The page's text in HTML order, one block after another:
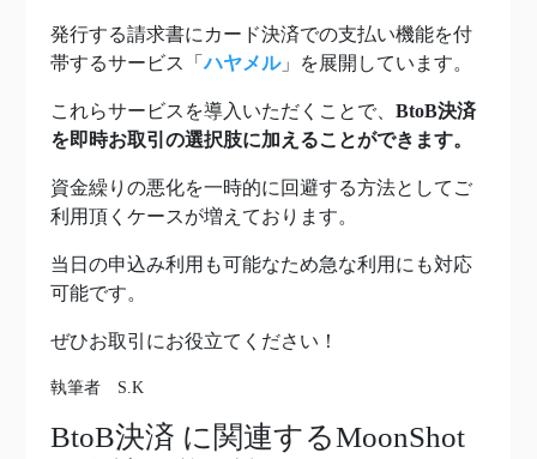
発行する請求書にカード決済での支払い機能を付
帯するサービス「ハヤメル」を展開しています。
これらサービスを導入いただくことで、 BtoB決済
を即時お取引の選択肢に加えることができます。
資金繰りの悪化を一時的に回避する方法としてご
利用頂くケースが増えております。
当日の申込み利用も可能なため急な利用にも対応
可能です。
ぜひお取引にお役立てください！
執筆者 S.K
BtoB決済 に関連するMoonShot